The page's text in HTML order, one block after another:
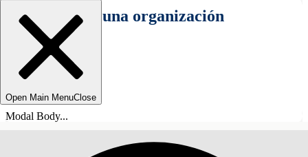
Seleccionar una organización
Open Main MenuClose
Modal Body...